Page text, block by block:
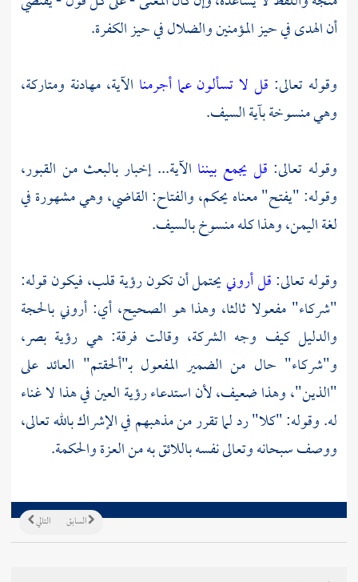
أن الهدى في حيز المؤمنين والضلال في حيز الكفرة.
وقوله تعالى: قل لا تسألون عما أجرمنا الآية، مهادنة ومتاركة،
وهي منسوخة بآية السيف.
وقوله تعالى: قل يجمع بيننا الآية... إخبار بالبعث من القبور،
وقوله: "يفتح" معناه يحكم، والفتاح: القاضي، وهي مشهورة في
لغةاليمن،وهذا كله منسوخ بالسيف.
وقوله تعالى:قل أرونييحتمل أن تكون رؤية قلب، فيكون قوله:
"شركاء" مفعولا ثالثا، وهذا هو الصحيح، أي: أروني بالحجة
والدليل كيف وجه الشركة، وقالت فرقة: هي رؤية بصر،
و"شركاء" حال من الضمير المفعول بـ"ألحقتم" العائد على
"الذين"، وهذا ضعيف، لأن استدعاء رؤية العين في هذا لا غناء
له. وقوله: "كلا" رد لما تقرر من مذهبهم في الإشراك بالله تعالى،
ووصف سبحانه وتعالى نفسه باللائق به من العزة والحكمة.
التالي السابق